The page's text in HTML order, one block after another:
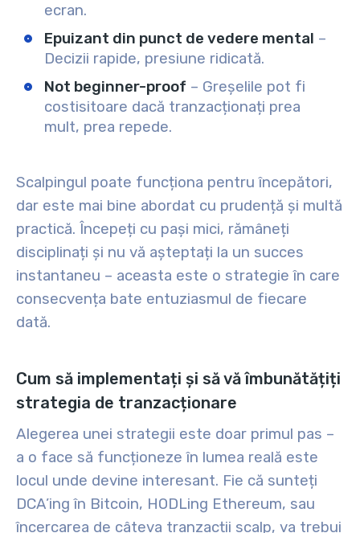
ecran.
Epuizant din punct de vedere mental –
Decizii rapide, presiune ridicată.
Not beginner-proof – Greșelile pot fi
costisitoare dacă tranzacționați prea
mult, prea repede.
Scalpingul poate funcționa pentru începători,
dar este mai bine abordat cu prudență și multă
practică. Începeți cu pași mici, rămâneți
disciplinați și nu vă așteptați la un succes
instantaneu – aceasta este o strategie în care
consecvența bate entuziasmul de fiecare
dată.
Cum să implementați și să vă îmbunătățiți
strategia de tranzacționare
Alegerea unei strategii este doar primul pas –
a o face să funcționeze în lumea reală este
locul unde devine interesant. Fie că sunteți
DCA’ing în Bitcoin, HODLing Ethereum, sau
încercarea de câteva tranzacții scalp, va trebui